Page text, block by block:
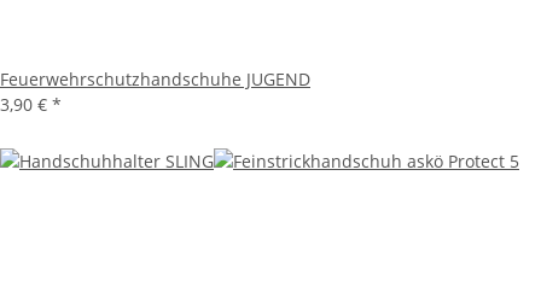
Feuerwehrschutzhandschuhe JUGEND
3,90 € *